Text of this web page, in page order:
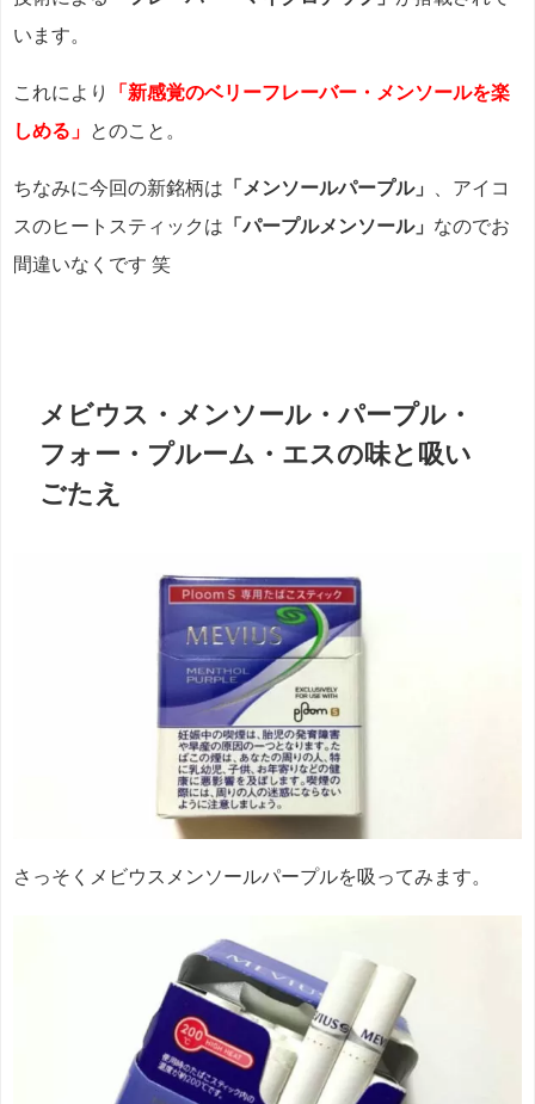
います。
これにより
「新感覚のベリーフレーバー・メンソールを楽
しめる」 とのこと。
ちなみに今回の新銘柄は 「メンソールパープル」
、アイコ
スのヒートスティックは 「パープルメンソール」 なのでお
間違いなくです 笑
メビウス・メンソール・パープル・
フォー・プルーム・エスの味と吸い
ごたえ
さっそくメビウスメンソールパープルを吸ってみます。